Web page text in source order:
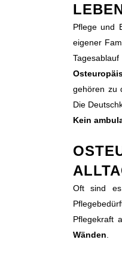
Pflege und
eigener
gehören zu
Die
Kein
Oft sind
Pflegekraft
Wänden